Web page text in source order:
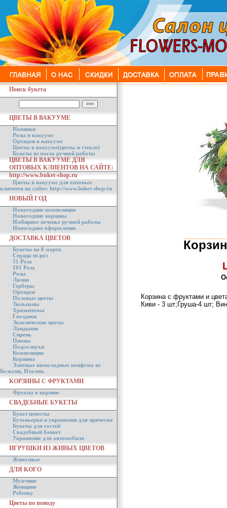
Поиск букета
ЦВЕТЫ В ВАКУУМЕ
Новинки
Розы в вакууме
Орхидеи в вакууме
Цветы в вакууме(цветы в стекле)
Букеты из мыла ручной работы
ЦВЕТЫ В ВАКУУМЕ ДЛЯ
ОПТОВЫХ КЛИЕНТОВ НА САЙТЕ:
http://www.buket-shop.ru
Цветы в вакууме для оптовых
клиентов на сайте: http://www.buket-shop.ru
НОВЫЙ ГОД
Новогодние композиции
Новогодние корзины
Имбирное печенье ручной работы
Новогоднее оформление
ДОСТАВКА ЦВЕТОВ
Букеты на 8 марта
Сердца из роз
51 Роза
101 Роза
Розы
Лилии
Герберы
Орхидеи
Полевые цветы
Тюльпаны
Хризантемы
Гвоздики
Экзотические цветы
Ландыши
Сирень
Пионы
Подсолнухи
Композиции
Корзины
Элитные шоколадные конфеты из
Бельгии, Италии.
КОРЗИНЫ С ФРУКТАМИ
Фрукты в корзине
СВАДЕБНЫЕ БУКЕТЫ
Букет невесты
Бутоньерки и украшения для прически
Букеты для гостей
Свадебный банкет
Украшение для автомобиля
ИГРУШКИ ИЗ ЖИВЫХ ЦВЕТОВ
Животные
ДЛЯ КОГО
Мужчине
Женщине
Ребенку
Цветы по поводу
Корзина с фруктами и
Киви - 3 шт;Груша-4 шт;